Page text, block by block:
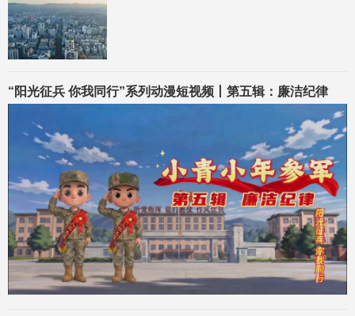
“阳光征兵 你我同行”系列动漫短视频丨第五辑：廉洁纪律